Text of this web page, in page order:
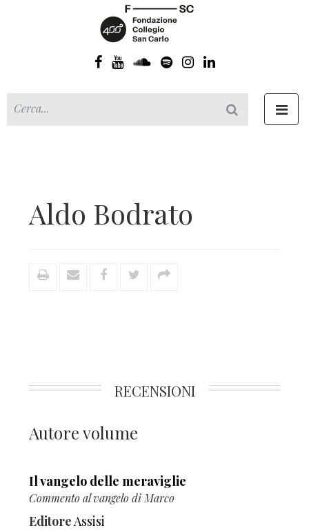
Aldo Bodrato
RECENSIONI
Autore volume
Il vangelo delle meraviglie
Commento al vangelo di Marco
EditoreAssisi